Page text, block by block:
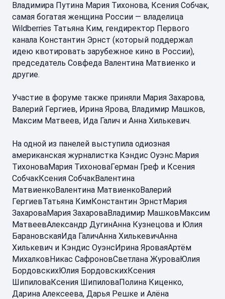
Владимира Путина Мария Тихонова, Ксения Собчак,
самая богатая женщина России — владелица
Wildberries Татьяна Ким, гендиректор Первого
канала Константин Эрнст (который поддержал
идею квотировать зарубежное кино в России),
председатель Совфеда Валентина Матвиенко и
другие.
Участие в форуме также приняли Мария Захарова,
Валерий Гергиев, Ирина Ярова, Владимир Машков,
Максим Матвеев, Ида Галич и Анна Хилькевич.
На одной из панелей выступила одиозная
американская журналистка Кэндис Оуэнс.Мария
ТихоноваМария ТихоноваГерман Греф и Ксения
СобчакКсения СобчакВалентина
МатвиенкоВалентина МатвиенкоВалерий
ГергиевТатьяна КимКонстантин ЭрнстМария
ЗахароваМария ЗахароваВладимир МашковМаксим
МатвеевАлександр ДугинАнна Кузнецова и Юлия
БарановскаяИда ГаличАнна ХилькевичАнна
Хилькевич и Кэндис ОуэнсИрина ЯроваяАртём
МихалковНикас СафроновСветлана ЖуроваЮлия
БордовскихЮлия БордовскихКсения
ШипиловаКсения ШипиловаПолина Киценко,
Дарина Алексеева, Дарья Решке и Алёна